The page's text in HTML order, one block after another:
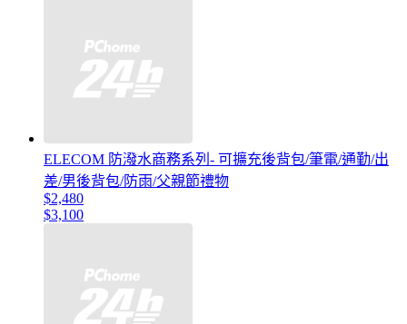
ELECOM 防潑水商務系列- 可擴充後背包/筆電/通勤/出
差/男後背包/防雨/父親節禮物
$2,480
$3,100